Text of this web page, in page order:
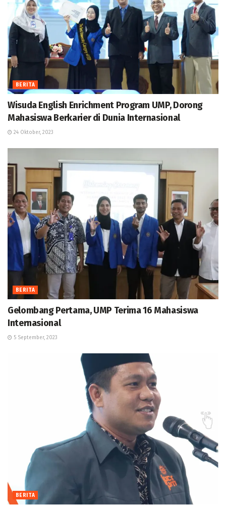
BERITA
Wisuda English Enrichment Program UMP, Dorong
Mahasiswa Berkarier di Dunia Internasional
24 Oktober, 2023
BERITA
Gelombang Pertama, UMP Terima 16 Mahasiswa
Internasional
5 September, 2023
BERITA